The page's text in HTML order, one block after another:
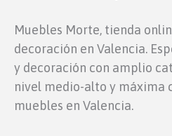
Muebles Morte, tienda
decoración en Valencia.
y decoración con amplio
nivel medio-alto y máxima
muebles en Valencia.